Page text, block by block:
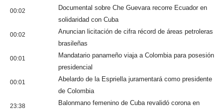
00:02
Documental sobre Che Guevara recorre Ecuador en
solidaridad con Cuba
00:02
Anuncian licitación de cifra récord de áreas petroleras
brasileñas
00:01
Mandatario panameño viaja a Colombia para posesión
presidencial
00:01
Abelardo de la Espriella juramentará como presidente
de Colombia
23:38
Balonmano femenino de Cuba revalidó corona en